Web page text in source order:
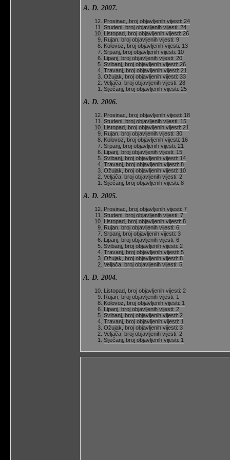
A. D. 2007.
Prosinac, broj objavljenih vijesti: 24
Studeni, broj objavljenih vijesti: 24
Listopad, broj objavljenih vijesti: 26
Rujan, broj objavljenih vijesti: 9
Kolovoz, broj objavljenih vijesti: 13
Srpanj, broj objavljenih vijesti: 10
Lipanj, broj objavljenih vijesti: 20
Svibanj, broj objavljenih vijesti: 26
Travanj, broj objavljenih vijesti: 21
Ožujak, broj objavljenih vijesti: 33
Veljača, broj objavljenih vijesti: 28
Siječanj, broj objavljenih vijesti: 25
A. D. 2006.
Prosinac, broj objavljenih vijesti: 18
Studeni, broj objavljenih vijesti: 15
Listopad, broj objavljenih vijesti: 21
Rujan, broj objavljenih vijesti: 30
Kolovoz, broj objavljenih vijesti: 16
Srpanj, broj objavljenih vijesti: 21
Lipanj, broj objavljenih vijesti: 15
Svibanj, broj objavljenih vijesti: 14
Travanj, broj objavljenih vijesti: 8
Ožujak, broj objavljenih vijesti: 10
Veljača, broj objavljenih vijesti: 2
Siječanj, broj objavljenih vijesti: 8
A. D. 2005.
Prosinac, broj objavljenih vijesti: 7
Studeni, broj objavljenih vijesti: 7
Listopad, broj objavljenih vijesti: 8
Rujan, broj objavljenih vijesti: 6
Srpanj, broj objavljenih vijesti: 3
Lipanj, broj objavljenih vijesti: 6
Svibanj, broj objavljenih vijesti: 2
Travanj, broj objavljenih vijesti: 5
Ožujak, broj objavljenih vijesti: 8
Veljača, broj objavljenih vijesti: 5
A. D. 2004.
Listopad, broj objavljenih vijesti: 2
Rujan, broj objavljenih vijesti: 1
Kolovoz, broj objavljenih vijesti: 1
Lipanj, broj objavljenih vijesti: 2
Svibanj, broj objavljenih vijesti: 2
Travanj, broj objavljenih vijesti: 1
Ožujak, broj objavljenih vijesti: 3
Veljača, broj objavljenih vijesti: 2
Siječanj, broj objavljenih vijesti: 1